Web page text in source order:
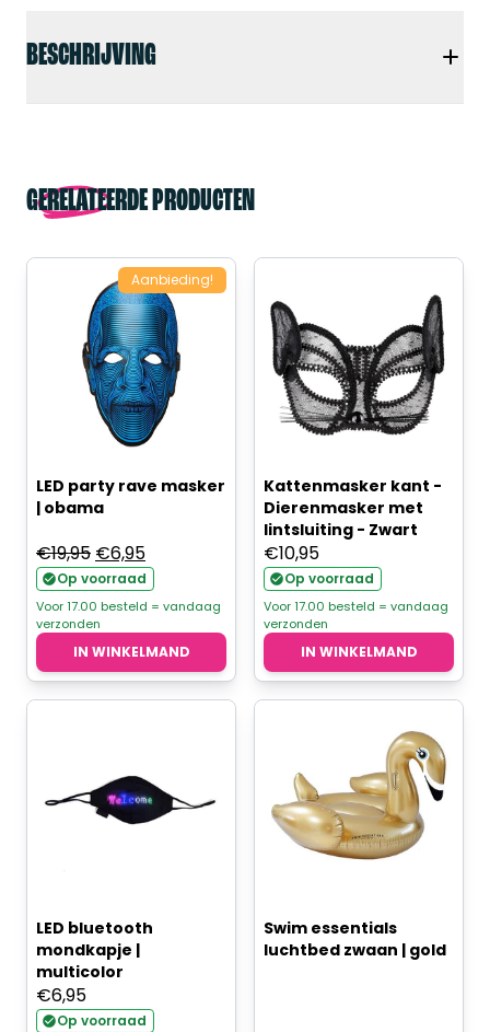
BESCHRIJVING
GERELATEERDE PRODUCTEN
Aanbieding!
LED party rave masker
| obama
€19,95 Oorspronkelijke
prijs
was:
€19,95.
€6,95Huidige
prijs
is:
€6,95.
Op voorraad
Voor 17.00 besteld = vandaag
verzonden
IN WINKELMAND
Kattenmasker kant -
Dierenmasker met
lintsluiting - Zwart
€10,95
Op voorraad
Voor 17.00 besteld = vandaag
verzonden
IN WINKELMAND
LED bluetooth
mondkapje |
multicolor
€6,95
Op voorraad
Swim essentials
luchtbed zwaan | gold